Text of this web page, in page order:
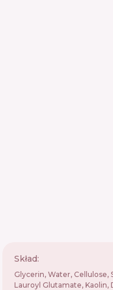
Skład:
Glycerin, Water, Cellulose,
Lauroyl Glutamate, Kaolin,